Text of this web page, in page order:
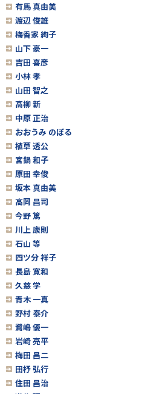
有馬 真由美
渡辺 俊雄
梅香家 絢子
山下 豪一
吉田 喜彦
小林 孝
山田 智之
高柳 新
中原 正治
おおうみ のぼる
植草 透公
宮鍋 和子
原田 幸俊
坂本 真由美
高岡 昌司
今野 篤
川上 康則
石山 等
四ツ分 祥子
長島 寛和
久慈 学
青木 一真
野村 泰介
鷺嶋 優一
岩崎 亮平
梅田 昌二
田杼 弘行
住田 昌治